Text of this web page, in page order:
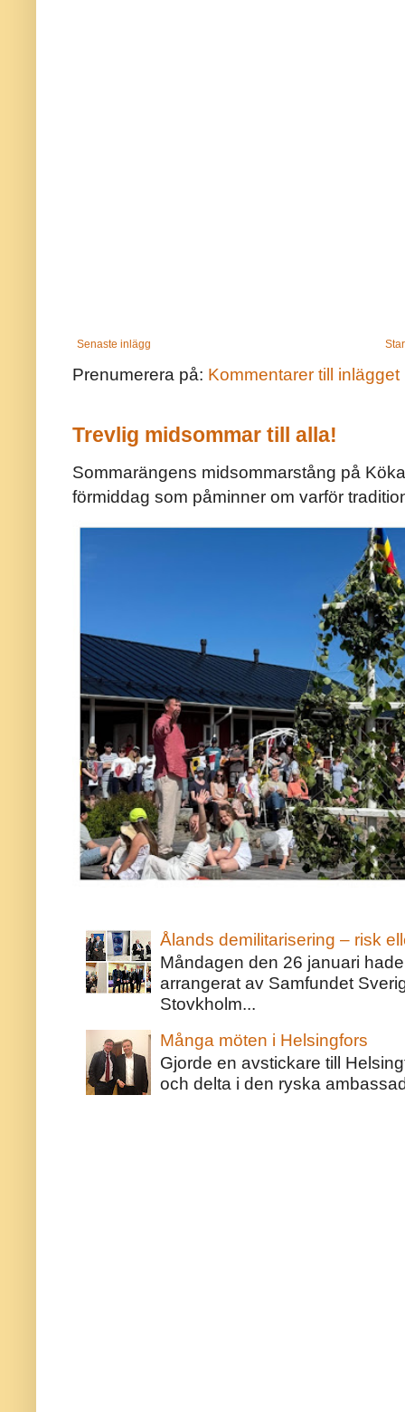
Senaste inlägg
Prenumerera på: Kommentarer till inlägget
Trevlig midsommar till alla!
Sommarängens midsommarstång på
förmiddag som påminner om varför
Ålands demilitarisering – risk
Måndagen den 26 januari
arrangerat av Samfundet
Stovkholm...
Många möten i Helsingfors
Gjorde en avstickare till
och delta i den ryska